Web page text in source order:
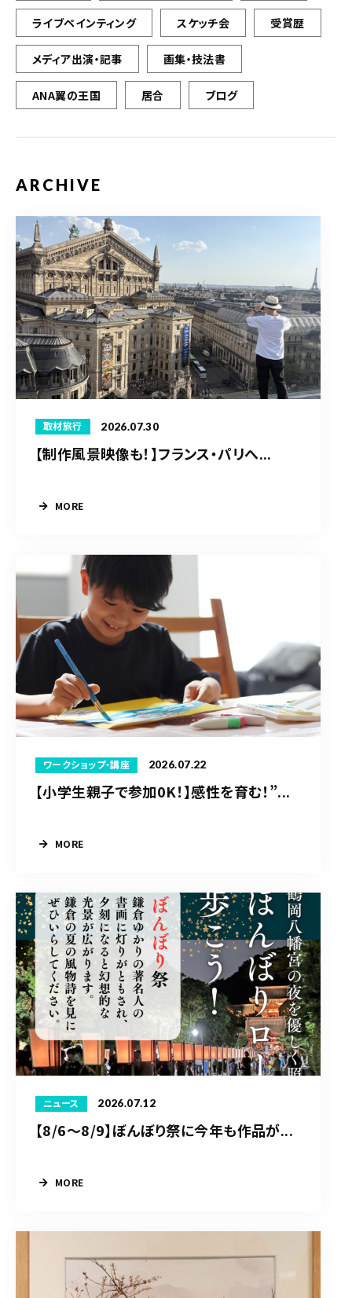
ライブペインティング スケッチ会 受賞歴
メディア出演・記事 画集・技法書
ANA翼の王国 居合 ブログ
ARCHIVE
取材旅行 2026.07.30
【制作風景映像も！】フランス・パリへ...
MORE
ワークショップ・講座 2026.07.22
【小学生親子で参加0K！】感性を育む！”...
MORE
ニュース 2026.07.12
【8/6〜8/9】ぼんぼり祭に今年も作品が...
MORE